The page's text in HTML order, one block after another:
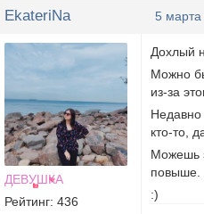
EkateriNa 5 марта
ДЕВУШКА
Рейтинг: 436
Дохлый
Можно
из-за
Недавно
кто-то,
Можешь
повыше.
:)